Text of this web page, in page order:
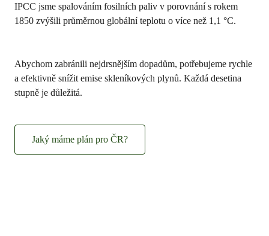
IPCC jsme spalováním fosilních paliv v porovnání s rokem
1850 zvýšili průměrnou globální teplotu o více než 1,1 °C.
Abychom zabránili nejdrsnějším dopadům, potřebujeme rychle
a efektivně snížit emise skleníkových plynů. Každá desetina
stupně je důležitá.
Jaký máme plán pro ČR?